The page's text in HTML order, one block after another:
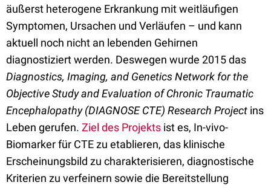
äußerst heterogene Erkrankung mit weitläufigen
Symptomen, Ursachen und Verläufen – und kann
aktuell noch nicht an lebenden Gehirnen
diagnostiziert werden. Deswegen wurde 2015 das
Diagnostics, Imaging, and Genetics Network for the
Objective Study and Evaluation of Chronic Traumatic
Encephalopathy (DIAGNOSE CTE) Research Project ins
Leben gerufen. Ziel des Projekts ist es, In-vivo-
Biomarker für CTE zu etablieren, das klinische
Erscheinungsbild zu charakterisieren, diagnostische
Kriterien zu verfeinern sowie die Bereitstellung